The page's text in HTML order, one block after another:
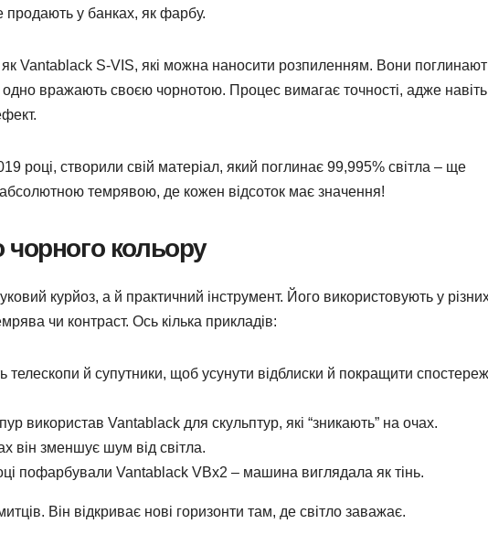
продають у банках, як фарбу.
як Vantablack S-VIS, які можна наносити розпиленням. Вони
вражають своєю чорнотою. Процес вимагає точності, адже навіть
році, створили свій матеріал, який поглинає 99,995% світла – ще
темрявою, де кожен відсоток має значення!
кольору
курйоз, а й практичний інструмент. Його використовують у
чи контраст. Ось кілька прикладів:
телескопи й супутники, щоб усунути відблиски й покращити
використав Vantablack для скульптур, які “зникають” на очах.
він зменшує шум від світла.
пофарбували Vantablack VBx2 – машина виглядала як тінь.
Він відкриває нові горизонти там, де світло заважає.